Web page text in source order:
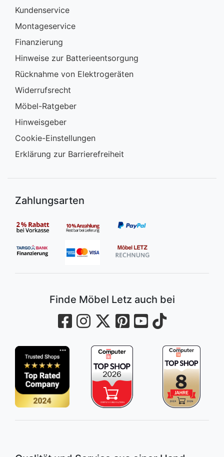
Kundenservice
Montageservice
Finanzierung
Hinweise zur Batterieentsorgung
Rücknahme von Elektrogeräten
Widerrufsrecht
Möbel-Ratgeber
Hinweisgeber
Cookie-Einstellungen
Erklärung zur Barrierefreiheit
Zahlungsarten
Finde Möbel Letz auch bei